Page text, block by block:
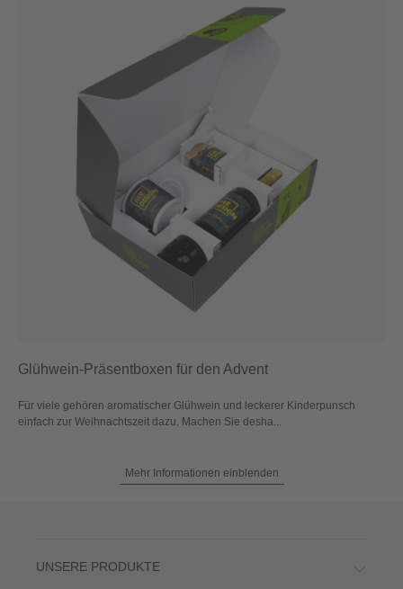
Glühwein-Präsentboxen für den Advent
Für viele gehören aromatischer Glühwein und leckerer Kinderpunsch
einfach zur Weihnachtszeit dazu. Machen Sie desha...
Mehr Informationen einblenden
UNSERE PRODUKTE